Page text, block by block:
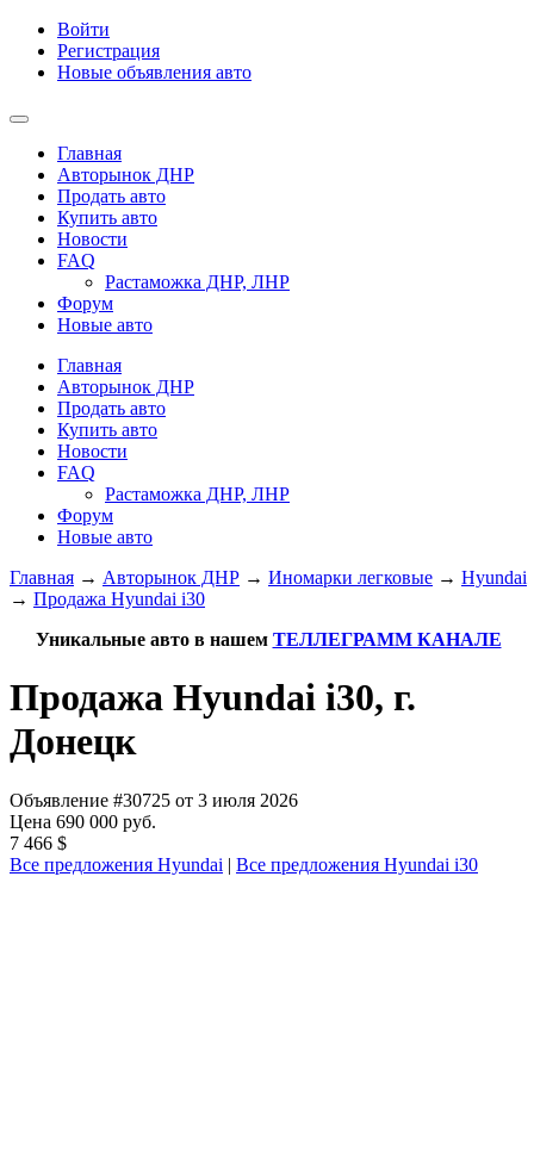
Войти
Регистрация
Новые объявления авто
Главная
Авторынок ДНР
Продать авто
Купить авто
Новости
FAQ
Растаможка ДНР, ЛНР
Форум
Новые авто
Главная
Авторынок ДНР
Продать авто
Купить авто
Новости
FAQ
Растаможка ДНР, ЛНР
Форум
Новые авто
Главная → Авторынок ДНР → Иномарки легковые → Hyundai
→ Продажа Hyundai i30
Уникальные авто в нашем ТЕЛЛЕГРАММ КАНАЛЕ
Продажа Hyundai i30, г.
Донецк
Объявление #30725 от 3 июля 2026
Цена 690 000 руб.
7 466 $
Все предложения Hyundai | Все предложения Hyundai i30